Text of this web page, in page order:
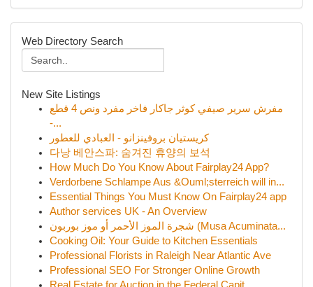
Web Directory Search
New Site Listings
مفرش سرير صيفي كوثر جاكار فاخر مفرد ونص 4 قطع
-...
كريستيان بروفينزانو - العبادي للعطور
다낭 베안스파: 숨겨진 휴양의 보석
How Much Do You Know About Fairplay24 App?
Verdorbene Schlampe Aus &Ouml;sterreich will in...
Essential Things You Must Know On Fairplay24 app
Author services UK - An Overview
شجرة الموز الأحمر أو موز بوربون (Musa Acuminata...
Cooking Oil: Your Guide to Kitchen Essentials
Professional Florists in Raleigh Near Atlantic Ave
Professional SEO For Stronger Online Growth